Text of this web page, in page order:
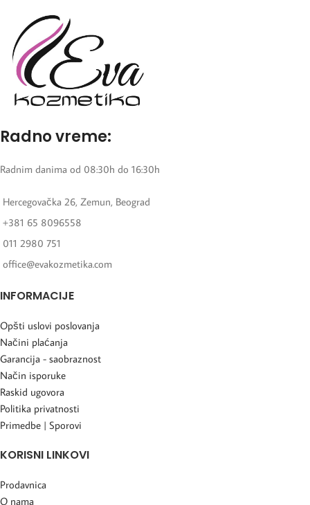
Radno vreme:
Radnim danima od 08:30h do 16:30h
Hercegovačka 26, Zemun, Beograd
+381 65 8096558
011 2980 751
office@evakozmetika.com
INFORMACIJE
Opšti uslovi poslovanja
Načini plaćanja
Garancija - saobraznost
Način isporuke
Raskid ugovora
Politika privatnosti
Primedbe | Sporovi
KORISNI LINKOVI
Prodavnica
O nama